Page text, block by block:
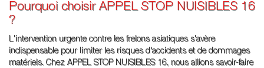
Pourquoi choisir APPEL STOP NUISIBLES 16
?
L'intervention urgente contre les frelons asiatiques s'avère
indispensable pour limiter les risques d'accidents et de dommages
matériels. Chez APPEL STOP NUISIBLES 16, nous allions savoir-faire